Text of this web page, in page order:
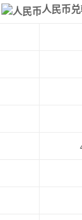
人民币